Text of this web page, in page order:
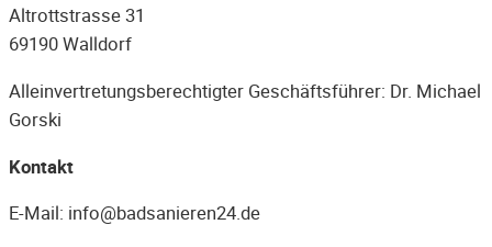
Altrottstrasse 31
69190 Walldorf
Alleinvertretungsberechtigter Geschäftsführer: Dr. Michael
Gorski
Kontakt
E-Mail: info@badsanieren24.de